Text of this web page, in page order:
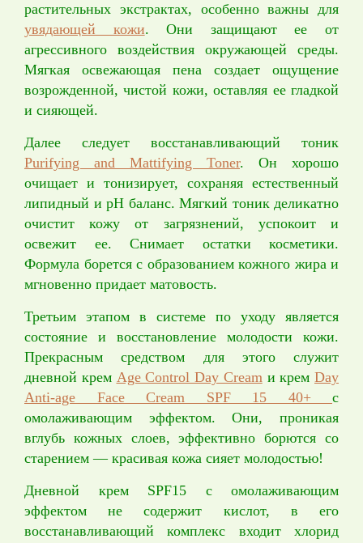
растительных экстрактах, особенно важны для
увядающей кожи. Они защищают ее от
агрессивного воздействия окружающей среды.
Мягкая освежающая пена создает ощущение
возрожденной, чистой кожи, оставляя ее гладкой
и сияющей.
Далее следует восстанавливающий тоник
Purifying and Mattifying Toner. Он хорошо
очищает и тонизирует, сохраняя естественный
липидный и рН баланс. Мягкий тоник деликатно
очистит кожу от загрязнений, успокоит и
освежит ее. Снимает остатки косметики.
Формула борется с образованием кожного жира и
мгновенно придает матовость.
Третьим этапом в системе по уходу является
состояние и восстановление молодости кожи.
Прекрасным средством для этого служит
дневной крем Age Control Day Creamи крем Day
Anti-age Face Cream SPF 15 40+ с
омолаживающим эффектом. Они, проникая
вглубь кожных слоев, эффективно борются со
старением — красивая кожа сияет молодостью!
Дневной крем SPF15 с омолаживающим
эффектом не содержит кислот, в его
восстанавливающий комплекс входит хлорид